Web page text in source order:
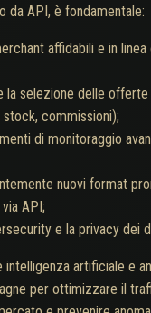
da API, è fondamentale:
affidabili e in
la selezione delle offerte
commissioni);
di monitoraggio
nuovi format
API;
e la privacy dei
intelligenza artificiale e
per ottimizzare il